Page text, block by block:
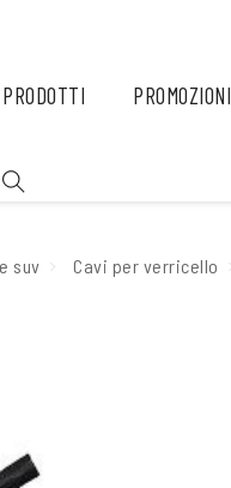
PRODOTTI PROMOZIONI
suv Cavi per verricello